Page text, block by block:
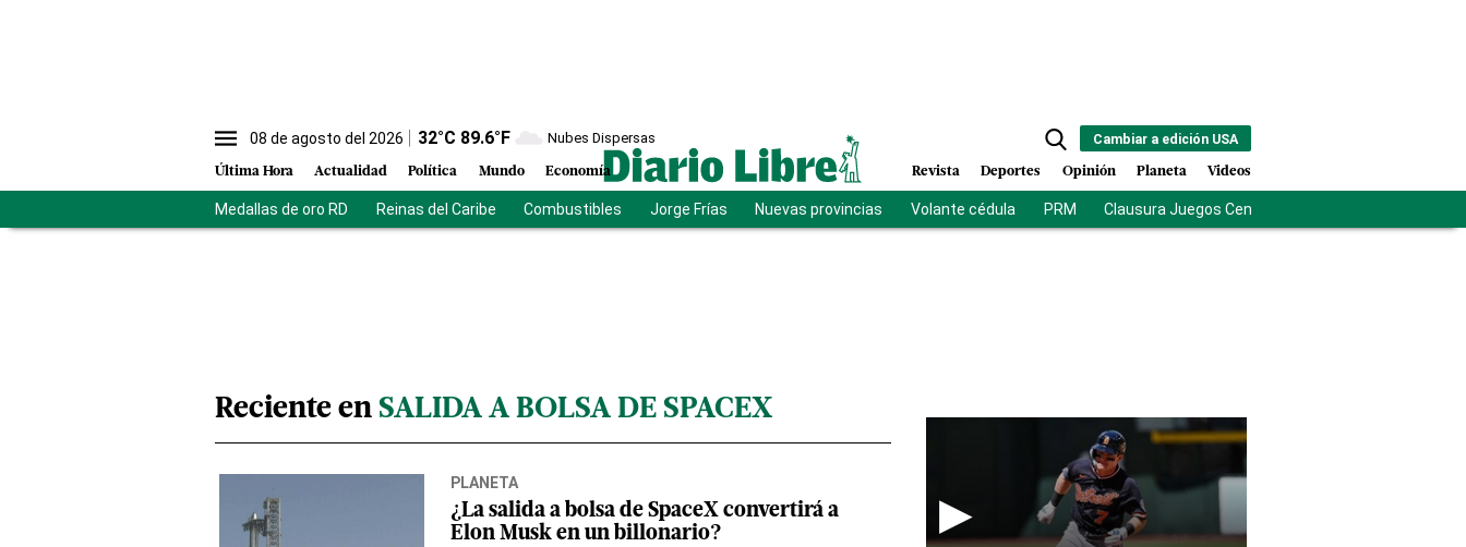
08 de agosto del 2026 32°C 89.6°F Nubes Dispersas
Última Hora Actualidad Política Mundo Economía
Cambiar a edición USA
Revista Deportes Opinión Planeta Videos
Medallas de oro RD Reinas del Caribe Combustibles Jorge Frías Nuevas provincias Volante cédula PRM Clausura Juegos Centroamericanos
Reciente en SALIDA A BOLSA DE SPACEX
PLANETA
¿La salida a bolsa de SpaceX convertirá a
Elon Musk en un billonario?
▶